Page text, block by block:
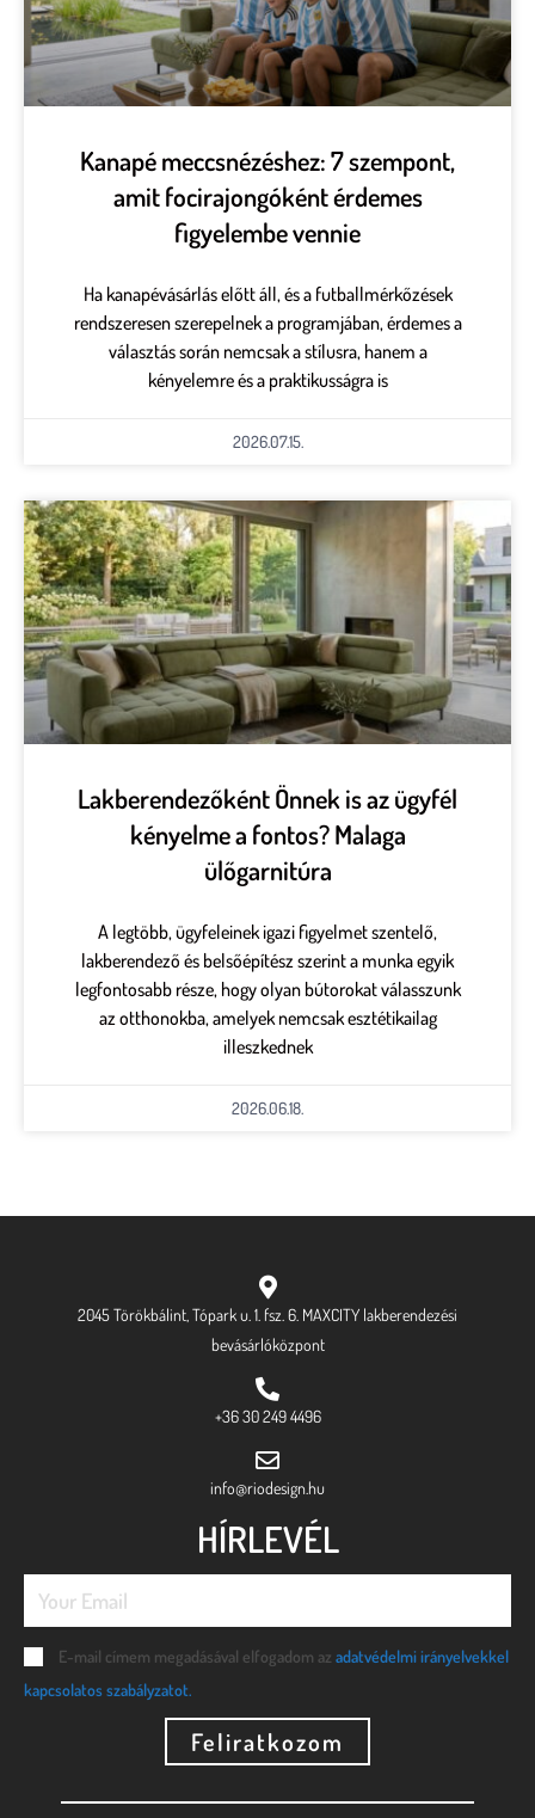
Kanapé meccsnézéshez: 7 szempont,
amit focirajongóként érdemes
figyelembe vennie
Ha kanapévásárlás előtt áll, és a futballmérkőzések
rendszeresen szerepelnek a programjában, érdemes a
választás során nemcsak a stílusra, hanem a
kényelemre és a praktikusságra is
2026.07.15.
Lakberendezőként Önnek is az ügyfél
kényelme a fontos? Malaga
ülőgarnitúra
A legtöbb, ügyfeleinek igazi figyelmet szentelő,
lakberendező és belsőépítész szerint a munka egyik
legfontosabb része, hogy olyan bútorokat válasszunk
az otthonokba, amelyek nemcsak esztétikailag
illeszkednek
2026.06.18.
2045 Törökbálint, Tópark u. 1. fsz. 6. MAXCITY lakberendezési
bevásárlóközpont
+36 30 249 4496
info@riodesign.hu
HÍRLEVÉL
E-mail címem megadásával elfogadom az adatvédelmi irányelvekkel
kapcsolatos szabályzatot.
Feliratkozom